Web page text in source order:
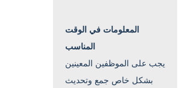
المعلومات في الوقت
المناسب
يجب على الموظفين المعينين
بشكل خاص جمع وتحديث